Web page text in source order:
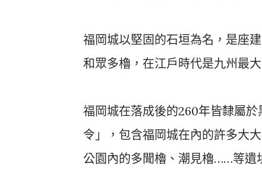
福岡城以堅固的石垣為名，是座
和眾多櫓，在江戶時代是九州最
福岡城在落成後的260年皆隸屬
令」，包含福岡城在內的許多大
公園內的多聞櫓、潮見櫓……等遺